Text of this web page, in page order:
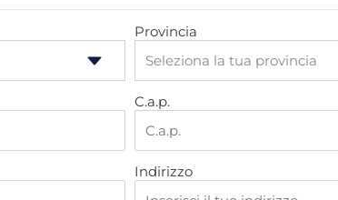
Provincia
C.a.p.
Indirizzo